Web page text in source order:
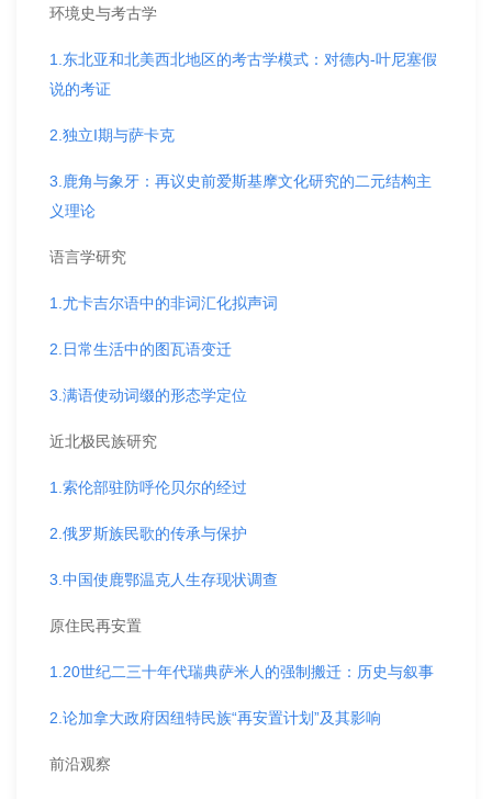
环境史与考古学
1.东北亚和北美西北地区的考古学模式：对德内-叶尼塞假
说的考证
2.独立I期与萨卡克
3.鹿角与象牙：再议史前爱斯基摩文化研究的二元结构主
义理论
语言学研究
1.尤卡吉尔语中的非词汇化拟声词
2.日常生活中的图瓦语变迁
3.满语使动词缀的形态学定位
近北极民族研究
1.索伦部驻防呼伦贝尔的经过
2.俄罗斯族民歌的传承与保护
3.中国使鹿鄂温克人生存现状调查
原住民再安置
1.20世纪二三十年代瑞典萨米人的强制搬迁：历史与叙事
2.论加拿大政府因纽特民族“再安置计划”及其影响
前沿观察